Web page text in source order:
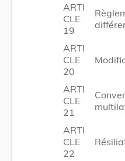
ARTI
CLE
19
ARTI
CLE
20
ARTI
CLE
21
ARTI
CLE
22